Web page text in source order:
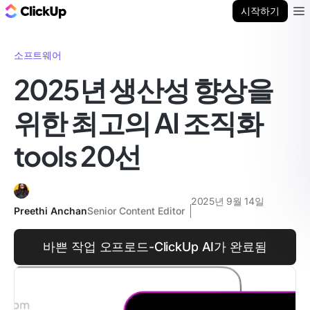
시작하기
소프트웨어
2025년 생산성 향상을
위한 최고의 AI 조직화
tools 20선
Preethi AnchanSenior Content Editor
2025년 9월 14일
바쁜 작업 오프로드-ClickUp AI가 완료됨